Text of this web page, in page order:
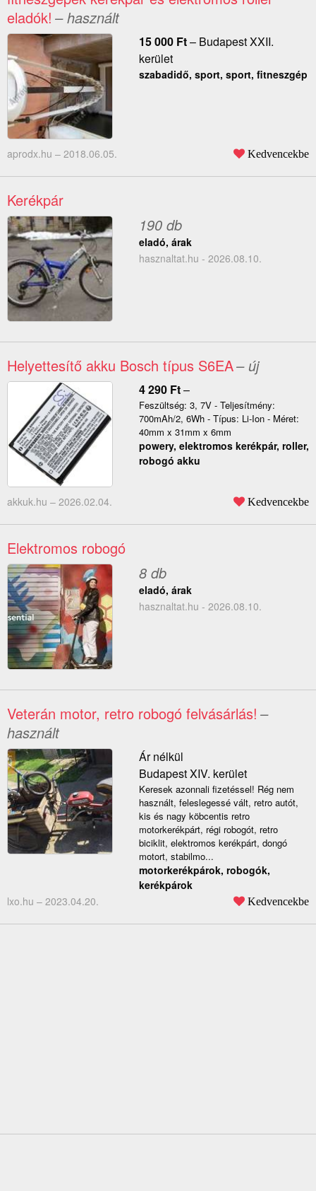
eladók! – használt
15 000 Ft– Budapest XXII.
kerület
szabadidő, sport, sport, fitneszgép
aprodx.hu – 2018.06.05. Kedvencekbe
Kerékpár
190 db
eladó, árak
hasznaltat.hu - 2026.08.10.
Helyettesítő akku Bosch típus S6EA– új
4 290 Ft–
Feszültség: 3, 7V - Teljesítmény:
700mAh/2, 6Wh - Típus: Li-Ion - Méret:
40mm x 31mm x 6mm
powery, elektromos kerékpár, roller,
robogó akku
akkuk.hu – 2026.02.04. Kedvencekbe
Elektromos robogó
8 db
eladó, árak
hasznaltat.hu - 2026.08.10.
Veterán motor, retro robogó felvásárlás! –
használt
Ár nélkül
Budapest XIV. kerület
Keresek azonnali fizetéssel! Rég nem
használt, feleslegessé vált, retro autót,
kis és nagy köbcentis retro
motorkerékpárt, régi robogót, retro
biciklit, elektromos kerékpárt, dongó
motort, stabilmo...
motorkerékpárok, robogók,
kerékpárok
lxo.hu – 2023.04.20. Kedvencekbe